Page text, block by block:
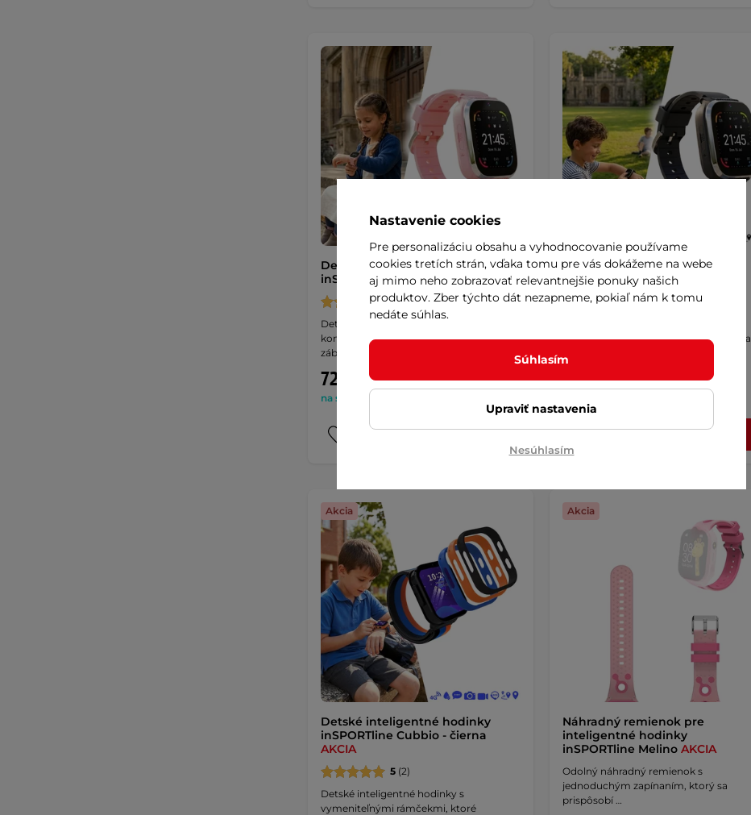
Detské inteligentné hodinky
inSPORTline Amiaro - ružová
4.8(15)
Detské inteligentné hodinky, ktoré
kombinujú bezpečnosť, komunikáciu a
zábavu. …
72,90 €
na sklade – 11.8. u Vás
Detail
Detské inteligentné hodinky
inSPORTline Amiaro - čierna
4.8(15)
kombinujú bezpečnosť, komunikáciu a
72,90 €
Detail
Akcia
Detské inteligentné hodinky
inSPORTline Cubbio - čierna
AKCIA
5 (2)
Detské inteligentné hodinky s
vymeniteľnými rámčekmi, ktoré
Akcia
Náhradný remienok pre
inteligentné hodinky
inSPORTline Melino AKCIA
Odolný náhradný remienok s
jednoduchým zapínaním, ktorý sa
prispôsobí …
Nastavenie cookies
Pre personalizáciu obsahu a vyhodnocovanie používame
cookies tretích strán, vďaka tomu pre vás dokážeme na webe
aj mimo neho zobrazovať relevantnejšie ponuky našich
produktov. Zber týchto dát nezapneme, pokiaľ nám k tomu
nedáte súhlas.
Súhlasím
Upraviť nastavenia
Nesúhlasím